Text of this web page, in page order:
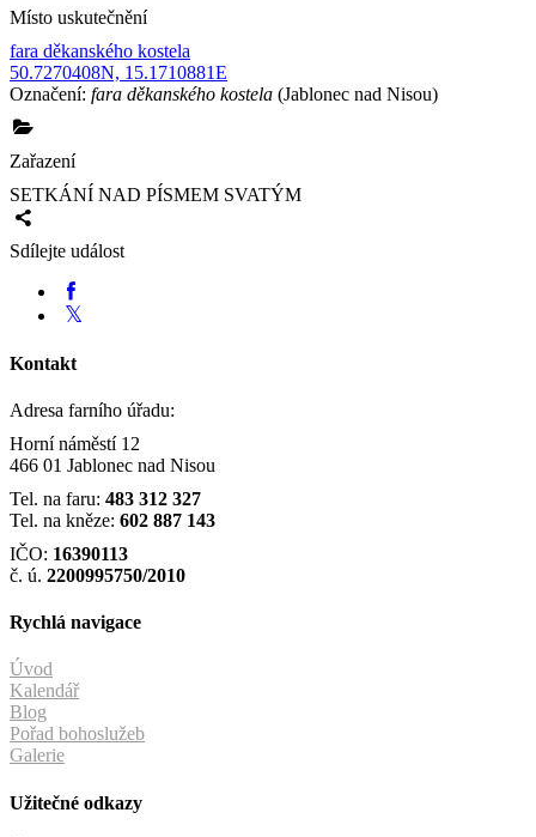
Místo uskutečnění
fara děkanského kostela
50.7270408N, 15.1710881E
Označení: fara děkanského kostela (Jablonec nad Nisou)
Zařazení
SETKÁNÍ NAD PÍSMEM SVATÝM
Sdílejte událost
Kontakt
Adresa farního úřadu:
Horní náměstí 12
466 01 Jablonec nad Nisou
Tel. na faru: 483 312 327
Tel. na kněze: 602 887 143
IČO: 16390113
č. ú. 2200995750/2010
Rychlá navigace
Úvod
Kalendář
Blog
Pořad bohoslužeb
Galerie
Užitečné odkazy